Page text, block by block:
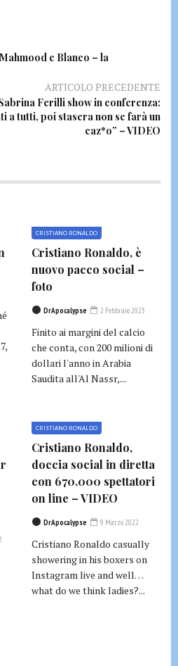
e Blanco – la
ARTICOLO PRECEDENTE
Ferilli show in conferenza:
a tutti, poi stasera non se farà un
caz*o” – VIDEO
CRISTIANO RONALDO
Cristiano Ronaldo, è
nuovo pacco social –
foto
DrApocalypse 2 Febbraio 2023
Finito ai margini del calcio
che conta, con 200 milioni di
dollari l'anno in Arabia
Saudita all'Al Nassr,...
CRISTIANO RONALDO
Cristiano Ronaldo,
doccia social in diretta
con 670.000 spettatori
on line – VIDEO
DrApocalypse 9 Marzo 2022
Cristiano Ronaldo casually
showering in his boxers on
Instagram live and well…
what do we think ladies?...